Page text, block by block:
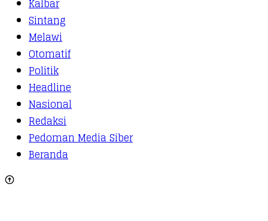
Kalbar
Sintang
Melawi
Otomatif
Politik
Headline
Nasional
Redaksi
Pedoman Media Siber
Beranda